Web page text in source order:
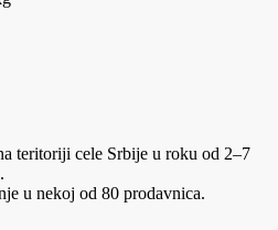
teritoriji cele Srbije u roku od 2–7
u nekoj od 80 prodavnica.